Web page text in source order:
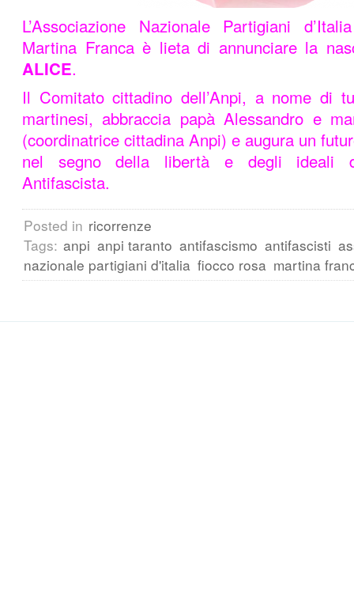
L’Associazione Nazionale Partigiani
Martina Franca è lieta di annunciare la
ALICE.
Il Comitato cittadino dell’Anpi, a nome di
martinesi, abbraccia papà Alessandro e
(coordinatrice cittadina Anpi) e augura un
nel segno della libertà e degli ideali
Antifascista.
Posted in ricorrenze
Tags: anpi anpi taranto antifascismo antifascisti
nazionale partigiani d'italia fiocco rosa martina